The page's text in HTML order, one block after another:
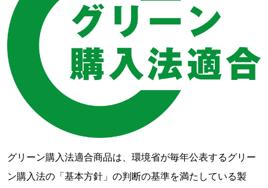
グリーン購入法適合商品は、環境省が毎年公表するグリー
ン購入法の「基本方針」の判断の基準を満たしている製